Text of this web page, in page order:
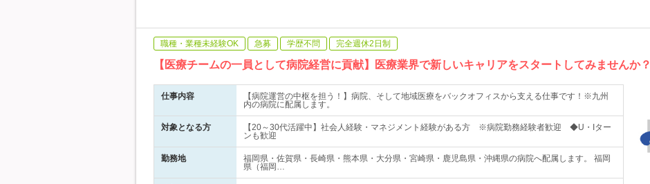
職種・業種未経験OK 急募 学歴不問 完全週休2日制
【医療チームの一員として病院経営に貢献】医療業界で新しいキャリアをスタートしてみませんか？
仕事内容
【病院運営の中枢を担う！】病院、そして地域医療をバックオフィスから支える仕事です！※九州
内の病院に配属します。
対象となる方
【20～30代活躍中】社会人経験・マネジメント経験がある方 ※病院勤務経験者歓迎 ◆U・Iター
ンも歓迎
勤務地
福岡県・佐賀県・長崎県・熊本県・大分県・宮崎県・鹿児島県・沖縄県の病院へ配属します。 福岡
県（福岡…